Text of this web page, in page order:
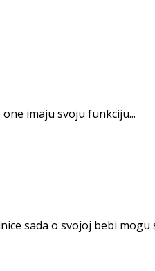
imaju svoju funkciju...
sada o svojoj bebi mogu